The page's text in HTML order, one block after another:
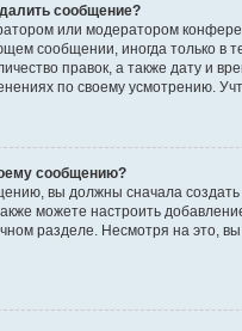
сообщение?
или модератором
сообщении, иногда только в
правок, а также дату и
по своему усмотрению.
сообщению?
вы должны сначала
можете настроить
разделе. Несмотря на это,